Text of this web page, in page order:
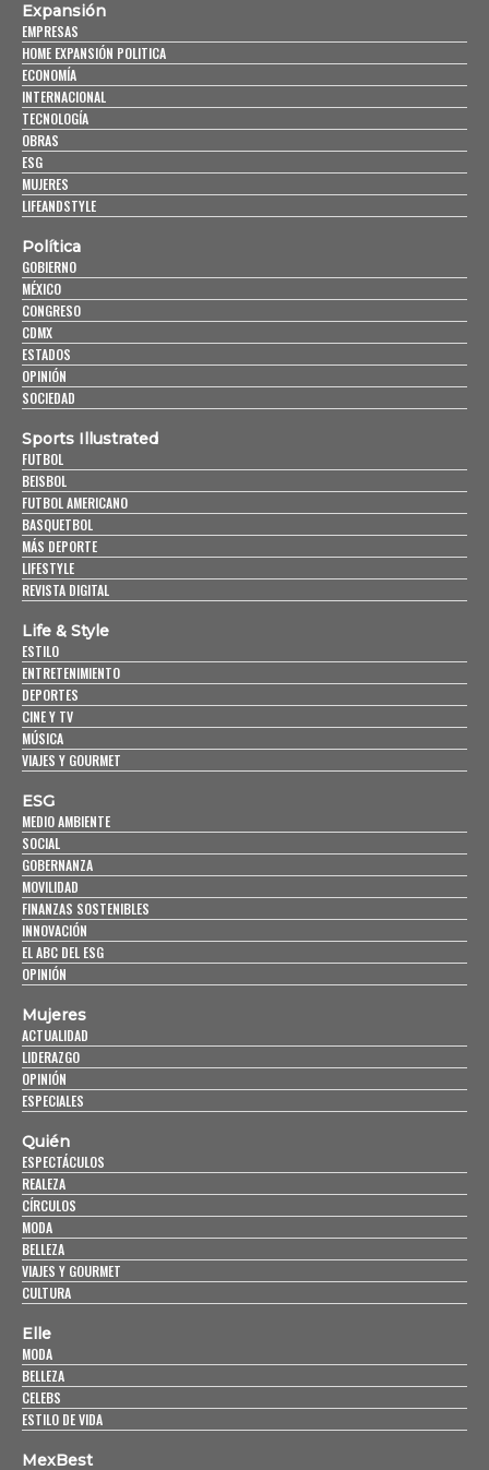
Expansión
EMPRESAS
HOME EXPANSIÓN POLITICA
ECONOMÍA
INTERNACIONAL
TECNOLOGÍA
OBRAS
ESG
MUJERES
LIFEANDSTYLE
Política
GOBIERNO
MÉXICO
CONGRESO
CDMX
ESTADOS
OPINIÓN
SOCIEDAD
Sports Illustrated
FUTBOL
BEISBOL
FUTBOL AMERICANO
BASQUETBOL
MÁS DEPORTE
LIFESTYLE
REVISTA DIGITAL
Life & Style
ESTILO
ENTRETENIMIENTO
DEPORTES
CINE Y TV
MÚSICA
VIAJES Y GOURMET
ESG
MEDIO AMBIENTE
SOCIAL
GOBERNANZA
MOVILIDAD
FINANZAS SOSTENIBLES
INNOVACIÓN
EL ABC DEL ESG
OPINIÓN
Mujeres
ACTUALIDAD
LIDERAZGO
OPINIÓN
ESPECIALES
Quién
ESPECTÁCULOS
REALEZA
CÍRCULOS
MODA
BELLEZA
VIAJES Y GOURMET
CULTURA
Elle
MODA
BELLEZA
CELEBS
ESTILO DE VIDA
MexBest